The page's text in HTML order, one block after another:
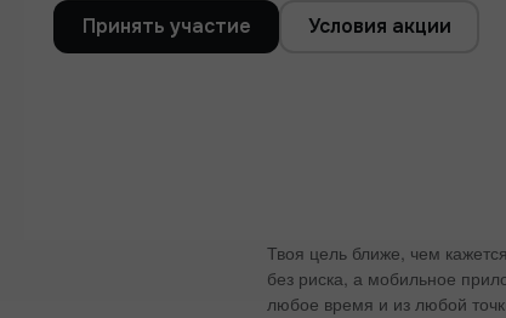
Принять участие
Условия акции
Твоя цель ближе, чем
без риска, а мобильное
любое время и из любой